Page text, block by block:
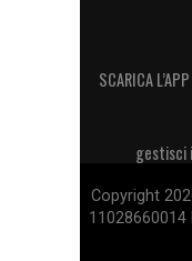
SCARICA
gestisci
Copyright